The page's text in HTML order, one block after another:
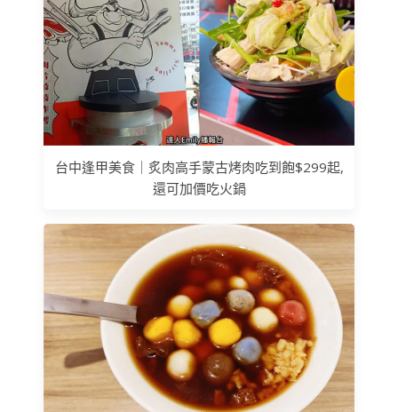
台中逢甲美食｜炙肉高手蒙古烤肉吃到飽$299起,
還可加價吃火鍋